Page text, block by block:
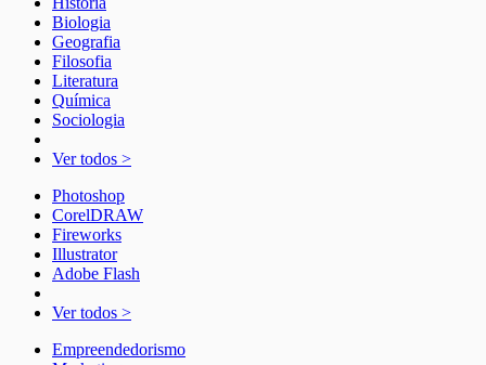
Biologia
Geografia
Filosofia
Literatura
Química
Sociologia
Ver todos >
Photoshop
CorelDRAW
Fireworks
Illustrator
Adobe Flash
Ver todos >
Empreendedorismo